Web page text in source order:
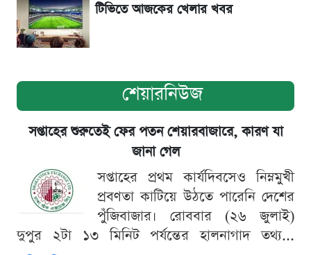
টিভিতে আজকের খেলার খবর
শেয়ারনিউজ
সপ্তাহের শুরুতেই ফের পতন শেয়ারবাজারে, কারণ যা
জানা গেল
সপ্তাহের প্রথম কার্যদিবসেও নিম্নমুখী
প্রবণতা কাটিয়ে উঠতে পারেনি দেশের
পুঁজিবাজার। রোববার (২৬ জুলাই)
দুপুর ২টা ১৩ মিনিট পর্যন্তের হালনাগাদ তথ্য...